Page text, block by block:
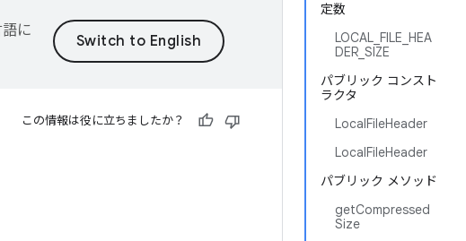
定数
LOCAL_FILE_HEA
DER_SIZE
パブリック コンスト
ラクタ
LocalFileHeader
LocalFileHeader
パブリック メソッド
getCompressed
Size
に
この情報は役に立ちましたか？